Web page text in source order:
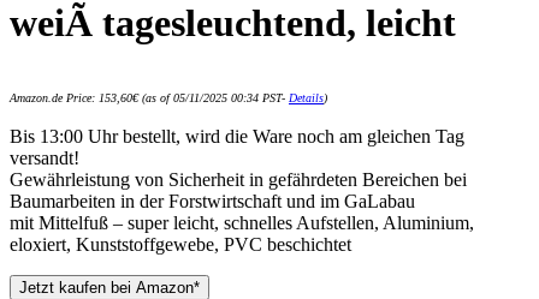
weiÃ tagesleuchtend, leicht
Amazon.de Price: 153,60€(as of 05/11/2025 00:34 PST- Details)
Bis 13:00 Uhr bestellt, wird die Ware noch am gleichen Tag
versandt!
Gewährleistung von Sicherheit in gefährdeten Bereichen bei
Baumarbeiten in der Forstwirtschaft und im GaLabau
mit Mittelfuß – super leicht, schnelles Aufstellen, Aluminium,
eloxiert, Kunststoffgewebe, PVC beschichtet
Jetzt kaufen bei Amazon*